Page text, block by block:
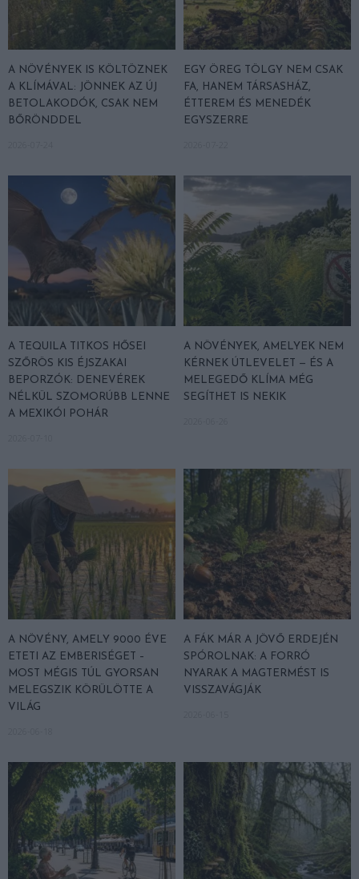
A NÖVÉNYEK IS KÖLTÖZNEK
A KLÍMÁVAL: JÖNNEK AZ ÚJ
BETOLAKODÓK, CSAK NEM
BŐRÖNDDEL
EGY ÖREG TÖLGY NEM CSAK
FA, HANEM TÁRSASHÁZ,
ÉTTEREM ÉS MENEDÉK
EGYSZERRE
A TEQUILA TITKOS HŐSEI
SZŐRÖS KIS ÉJSZAKAI
BEPORZÓK: DENEVÉREK
NÉLKÜL SZOMORÚBB LENNE
A MEXIKÓI POHÁR
A NÖVÉNYEK, AMELYEK NEM
KÉRNEK ÚTLEVELET — ÉS A
MELEGEDŐ KLÍMA MÉG
SEGÍTHET IS NEKIK
A NÖVÉNY, AMELY 9000 ÉVE
ETETI AZ EMBERISÉGET –
MOST MÉGIS TÚL GYORSAN
MELEGSZIK KÖRÜLÖTTE A
VILÁG
A FÁK MÁR A JÖVŐ ERDEJÉN
SPÓROLNAK: A FORRÓ
NYARAK A MAGTERMÉST IS
VISSZAVÁGJÁK